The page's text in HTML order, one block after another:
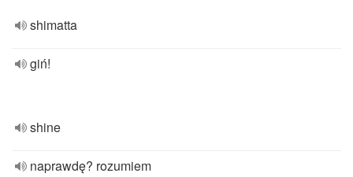
shimatta
giń!
shine
naprawdę? rozumiem